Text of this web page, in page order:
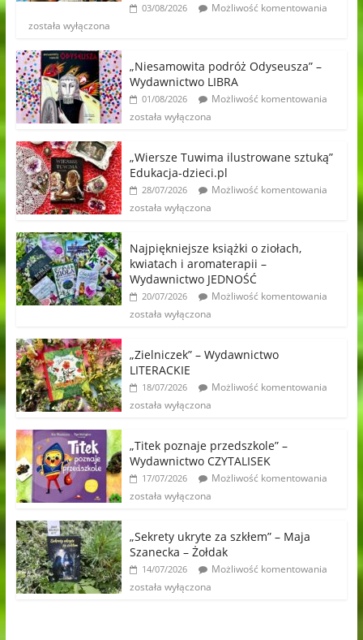
03/08/2026
Możliwość komentowania
została wyłączona
„Niesamowita podróż Odyseusza” –
Wydawnictwo LIBRA
01/08/2026
Możliwość komentowania
została wyłączona
„Wiersze Tuwima ilustrowane sztuką”
Edukacja-dzieci.pl
28/07/2026
Możliwość komentowania
została wyłączona
Najpiękniejsze książki o ziołach,
kwiatach i aromaterapii –
Wydawnictwo JEDNOŚĆ
20/07/2026
Możliwość komentowania
została wyłączona
„Zielniczek” – Wydawnictwo
LITERACKIE
18/07/2026
Możliwość komentowania
została wyłączona
„Titek poznaje przedszkole” –
Wydawnictwo CZYTALISEK
17/07/2026
Możliwość komentowania
została wyłączona
„Sekrety ukryte za szkłem” – Maja
Szanecka – Żołdak
14/07/2026
Możliwość komentowania
została wyłączona